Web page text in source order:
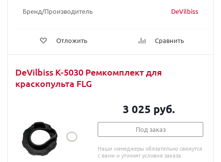
Бренд/Производитель DeVilbiss
Отложить Сравнить
DeVilbiss K-5030 Ремкомплект для
краскопульта FLG
3 025 руб.
Под заказ
Наши менеджеры обязательно свяжутся
с вами и уточнят условия заказа